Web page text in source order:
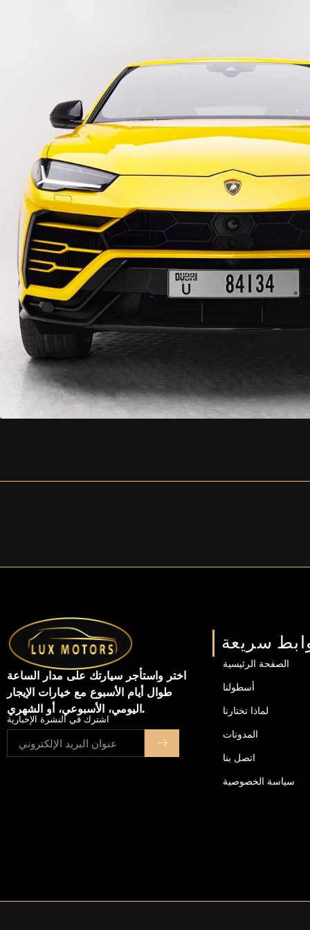
اختر واستأجر سيارتك على مدار الساعة
طوال أيام الأسبوع مع خيارات الإيجار
اليومي، الأسبوعي، أو الشهري.
اشترك في النشرة الإخبارية
سريعة
الصفحة الرئيسية
أسطولنا
لماذا تختارنا
المدونات
اتصل بنا
سياسة الخصوصية